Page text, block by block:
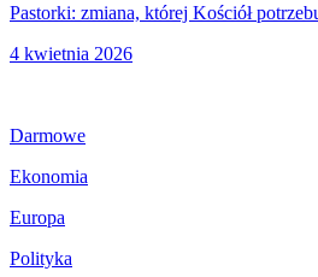
Pastorki: zmiana, której Kościół
4 kwietnia 2026
Darmowe
Ekonomia
Europa
Polityka